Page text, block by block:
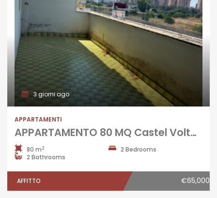
3 giorni ago
APPARTAMENTI
APPARTAMENTO 80 MQ Castel Volturno
80 m2
2 Bedrooms
2 Bathrooms
AFFITTO €65,000